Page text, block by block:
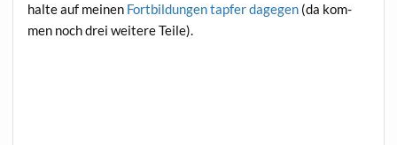
hal­te auf mei­nen Fort­bil­dun­gen tap­fer dage­gen (da kom­
men noch drei wei­te­re Teile).